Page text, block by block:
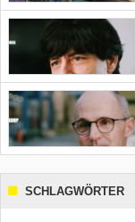
SCHLAGWÖRTER